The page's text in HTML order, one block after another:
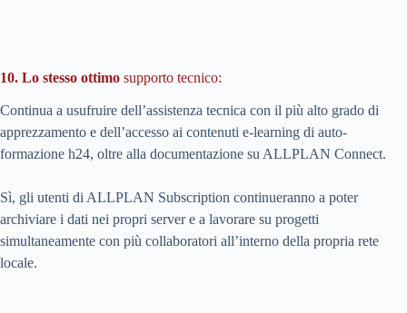
10. Lo stesso ottimo supporto tecnico:
Continua a usufruire dell’assistenza tecnica con il più alto grado di
apprezzamento e dell’accesso ai contenuti e-learning di auto-
formazione h24, oltre alla documentazione su ALLPLAN Connect.
Sì, gli utenti di ALLPLAN Subscription continueranno a poter
archiviare i dati nei propri server e a lavorare su progetti
simultaneamente con più collaboratori all’interno della propria rete
locale.